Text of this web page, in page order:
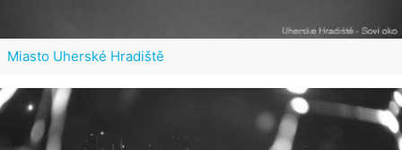
Miasto Uherské Hradiště